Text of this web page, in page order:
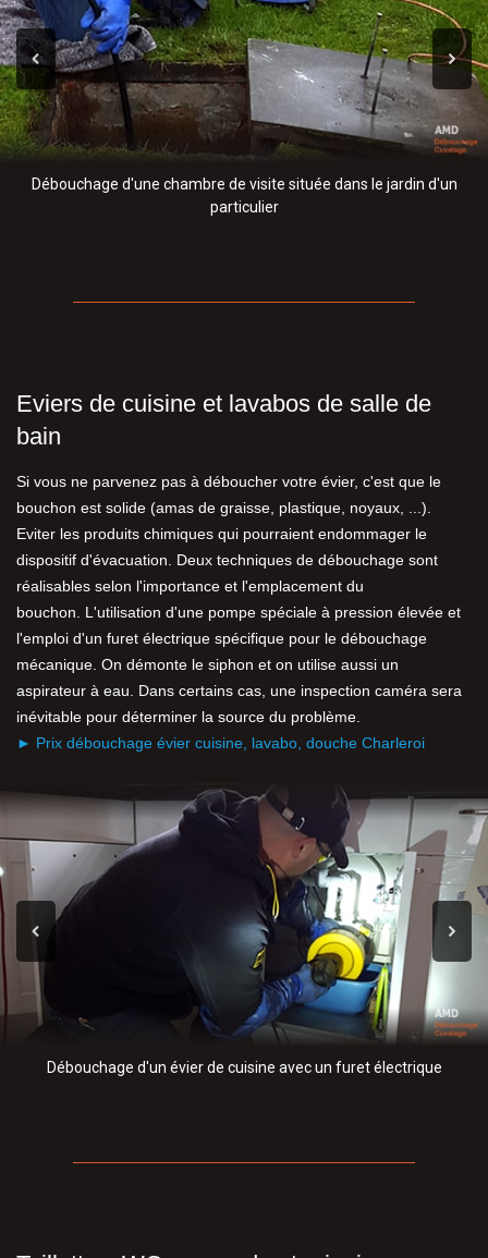
Débouchage d'une chambre de visite située dans le jardin d'un
particulier
Eviers de cuisine et lavabos de salle de
bain
Si vous ne parvenez pas à déboucher votre évier, c'est que le
bouchon est solide (amas de graisse, plastique, noyaux, ...).
Eviter les produits chimiques qui pourraient endommager le
dispositif d'évacuation. Deux techniques de débouchage sont
réalisables selon l'importance et l'emplacement du
bouchon. L'utilisation d'une pompe spéciale à pression élevée et
l'emploi d'un furet électrique spécifique pour le débouchage
mécanique. On démonte le siphon et on utilise aussi un
aspirateur à eau. Dans certains cas, une inspection caméra sera
inévitable pour déterminer la source du problème.
► Prix débouchage évier cuisine, lavabo, douche Charleroi
Débouchage d'un évier de cuisine avec un furet électrique